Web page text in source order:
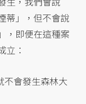
蒂」，但不會說
，即便在這種案
立：
不會發生森林大